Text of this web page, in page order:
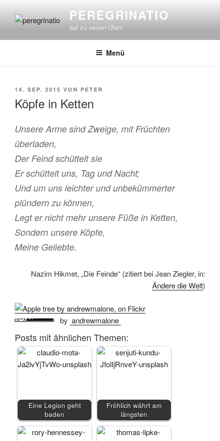
Inhalt
PEREGRINATIO
auf zu neuen Ufern
Menü
VERÖFFENTLICHT
14. SEP. 2015 VON PETER
Köpfe in Ketten
Unsere Arme sind Zweige, mit Früchten
überladen,
Der Feind schüttelt sie
Er schüttelt uns, Tag und Nacht;
Und um uns leichter und unbekümmerter
plündern zu können,
Legt er nicht mehr unsere Füße in Ketten,
Sondern unsere Köpfe,
Meine Geliebte.
Nazim Hikmet, „Die Feinde“ (zitiert bei Jean Ziegler, in:
Ändere die Welt)
by andrewmalone
Posts mit ähnlichen Themen:
Eine Legion geht
baden
Fröhlich währt am
längsten